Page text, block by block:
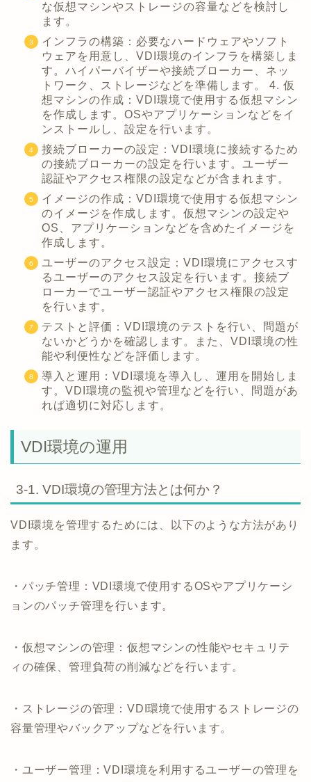
な仮想マシンやストレージの容量などを検討し
ます。
インフラの構築：必要なハードウェアやソフト
ウェアを用意し、VDI環境のインフラを構築しま
す。ハイパーバイザーや接続ブローカー、ネッ
トワーク、ストレージなどを準備します。 4. 仮
想マシンの作成：VDI環境で使用する仮想マシン
を作成します。OSやアプリケーションなどをイ
ンストールし、設定を行います。
接続ブローカーの設定：VDI環境に接続するため
の接続ブローカーの設定を行います。ユーザー
認証やアクセス権限の設定などが含まれます。
イメージの作成：VDI環境で使用する仮想マシン
のイメージを作成します。仮想マシンの設定や
OS、アプリケーションなどを含めたイメージを
作成します。
ユーザーのアクセス設定：VDI環境にアクセスす
るユーザーのアクセス設定を行います。接続ブ
ローカーでユーザー認証やアクセス権限の設定
を行います。
テストと評価：VDI環境のテストを行い、問題が
ないかどうかを確認します。また、VDI環境の性
能や利便性などを評価します。
導入と運用：VDI環境を導入し、運用を開始しま
す。VDI環境の監視や管理などを行い、問題があ
れば適切に対応します。
VDI環境の運用
3-1. VDI環境の管理方法とは何か？
VDI環境を管理するためには、以下のような方法があり
ます。
・パッチ管理：VDI環境で使用するOSやアプリケーシ
ョンのパッチ管理を行います。
・仮想マシンの管理：仮想マシンの性能やセキュリテ
ィの確保、管理負荷の削減などを行います。
・ストレージの管理：VDI環境で使用するストレージの
容量管理やバックアップなどを行います。
・ユーザー管理：VDI環境を利用するユーザーの管理を